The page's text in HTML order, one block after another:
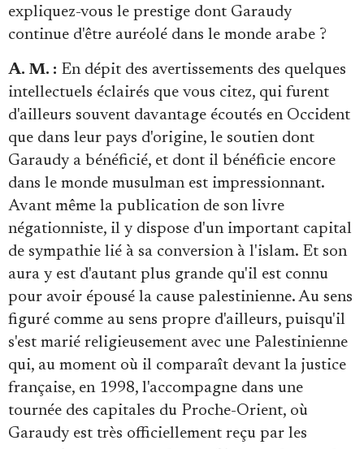
expliquez-vous le prestige dont Garaudy
continue d'être auréolé dans le monde arabe ?
A. M. : En dépit des avertissements des quelques
intellectuels éclairés que vous citez, qui furent
d'ailleurs souvent davantage écoutés en Occident
que dans leur pays d'origine, le soutien dont
Garaudy a bénéficié, et dont il bénéficie encore
dans le monde musulman est impressionnant.
Avant même la publication de son livre
négationniste, il y dispose d'un important capital
de sympathie lié à sa conversion à l'islam. Et son
aura y est d'autant plus grande qu'il est connu
pour avoir épousé la cause palestinienne. Au sens
figuré comme au sens propre d'ailleurs, puisqu'il
s'est marié religieusement avec une Palestinienne
qui, au moment où il comparaît devant la justice
française, en 1998, l'accompagne dans une
tournée des capitales du Proche-Orient, où
Garaudy est très officiellement reçu par les